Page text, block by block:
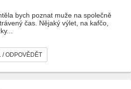
bych poznat muže na společně
čas. Nějaký výlet, na kafčo,
/ ODPOVĚDĚT